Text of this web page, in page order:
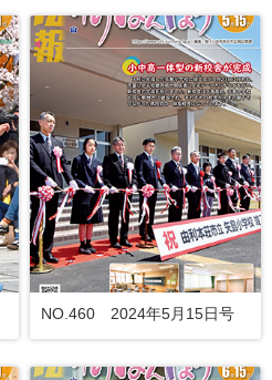
NO.460 2024年5月15日号